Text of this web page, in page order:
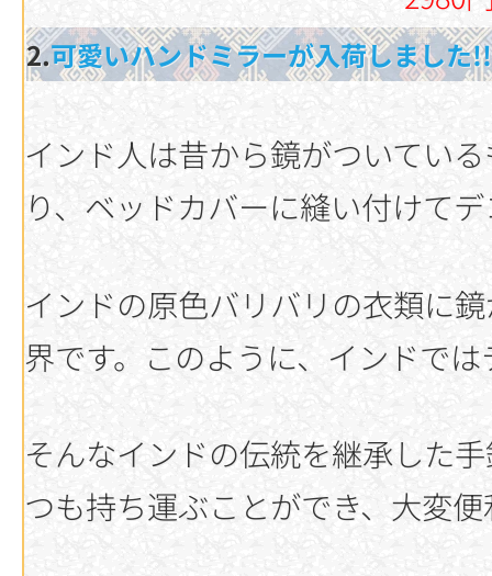
2.可愛いハンドミラーが入荷しました!!
インド人は昔から鏡がついてい
り、ベッドカバーに縫い付けて
インドの原色バリバリの衣類に
界です。このように、インドで
そんなインドの伝統を継承した
つも持ち運ぶことができ、大変